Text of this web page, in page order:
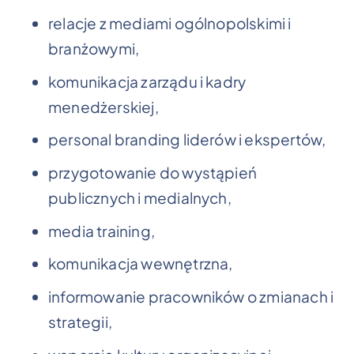
relacje z mediami ogólnopolskimi i
branżowymi,
komunikacja zarządu i kadry
menedżerskiej,
personal branding liderów i ekspertów,
przygotowanie do wystąpień
publicznych i medialnych,
media training,
komunikacja wewnętrzna,
informowanie pracowników o zmianach i
strategii,